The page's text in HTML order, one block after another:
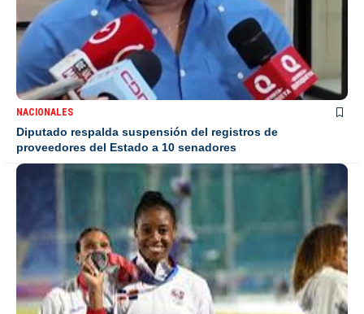
NACIONALES
Diputado respalda suspensión del registros de
proveedores del Estado a 10 senadores